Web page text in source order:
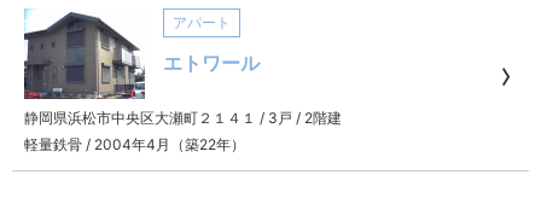
アパート
エトワール
静岡県浜松市中央区大瀬町２１４１ / 3戸 / 2階建
軽量鉄骨 / 2004年4月（築22年）